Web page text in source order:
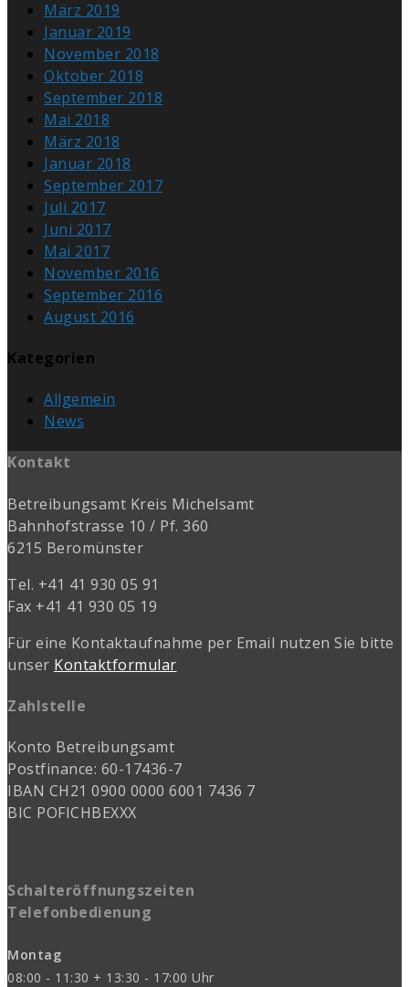
März 2019
Januar 2019
November 2018
Oktober 2018
September 2018
Mai 2018
März 2018
Januar 2018
September 2017
Juli 2017
Juni 2017
Mai 2017
November 2016
September 2016
August 2016
Kategorien
Allgemein
News
Kontakt
Betreibungsamt Kreis Michelsamt
Bahnhofstrasse 10 / Pf. 360
6215 Beromünster
Tel. +41 41 930 05 91
Fax +41 41 930 05 19
Für eine Kontaktaufnahme per Email nutzen Sie bitte
unser Kontaktformular
Zahlstelle
Konto Betreibungsamt
Postfinance: 60-17436-7
IBAN CH21 0900 0000 6001 7436 7
BIC POFICHBEXXX
Schalteröffnungszeiten
Telefonbedienung
Montag
08:00 - 11:30 + 13:30 - 17:00 Uhr